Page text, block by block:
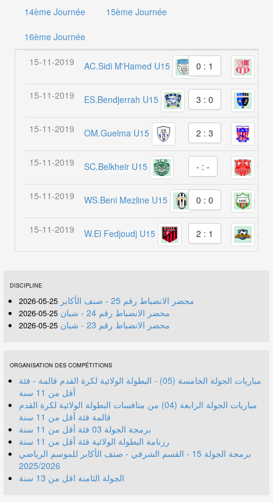
14ème Journée 15ème Journée
16ème Journée
15-11-2019 AC.Sidi M'Hamed U15 0 : 1
15-11-2019 ES.Bendjerrah U15 3 : 0
15-11-2019 OM.Guelma U15 2 : 3
15-11-2019 SC.Belkheir U15 - : -
15-11-2019 WS.Beni Mezline U15 0 : 0
15-11-2019 W.El Fedjoudj U15 2 : 1
DISCIPLINE
محضر الانضباط رقم 25 - صنف الأكابر 25-05-2026
محضر الانضباط رقم 24 - شبان 25-05-2026
محضر الانضباط رقم 23 - شبان 25-05-2026
ORGANISATION DES COMPÉTITIONS
مباريات الجولة الخامسة (05) - البطولة الولائية لكرة القدم قالمة - فئة
أقل من 11 سنة
مباريات الجولة الرابعة (04) من منافسات البطولة الولائية لكرة القدم
قالمة فئة أقل من 11 سنة
برمجة الجولة 03 فئة أقل من 11 سنة
رزنامة البطولة الولائية فئة أقل من 11 سنة
برمجة الجولة 15 - القسم الشرفي - صنف الأكابر للموسم الرياضي
2025/2026
الجولة الثامنة اقل من 13 سنة